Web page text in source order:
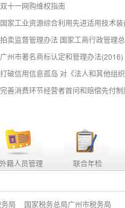
双十一网购维权指南
国家工业资源综合利用先进适用技术装
拍卖监督管理办法 国家工商行政管理
广州市著名商标认定和管理办法(2016)
打破信用信息孤岛 对《法人和其他组
完善消费环节经营者首问和赔偿先付
外籍人员管理 联合年检
局 国家税务总局广州市税务局